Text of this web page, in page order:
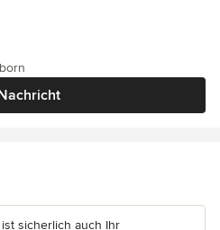
sicherlich auch Ihr